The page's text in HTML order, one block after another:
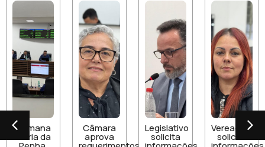
Semana
Maria da
Câmara
aprova
Legislativo
solicita
Vereadora
solicita